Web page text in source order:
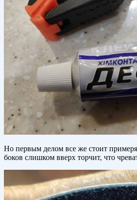
Но первым делом все же стоит
боков слишком вверх торчит, что